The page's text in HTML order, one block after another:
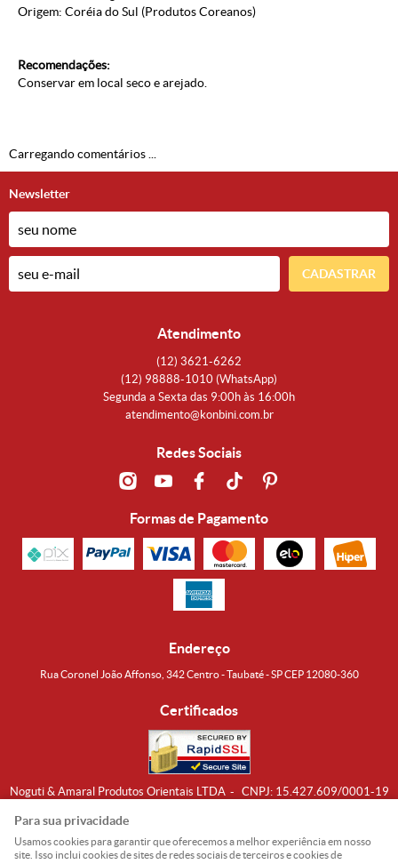
Origem: Coréia do Sul (Produtos Coreanos)
Recomendações:
Conservar em local seco e arejado.
Carregando comentários ...
Newsletter
CADASTRAR
Atendimento
(12) 3621-6262
(12) 98888-1010 (WhatsApp)
Segunda a Sexta das 9:00h às 16:00h
atendimento@konbini.com.br
Redes Sociais
Formas de Pagamento
Endereço
Rua Coronel João Affonso, 342 Centro - Taubaté - SP CEP 12080-360
Certificados
Noguti & Amaral Produtos Orientais LTDA CNPJ: 15.427.609/0001-19
Para sua privacidade
Usamos cookies para garantir que oferecemos a melhor experiência em nosso
site. Isso inclui cookies de sites de redes sociais de terceiros e cookies de